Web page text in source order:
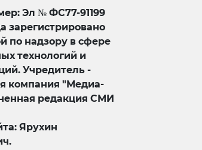
Эл № ФС77-91199
зарегистрировано
по надзору в сфере
технологий и
Учредитель -
компания "Медиа-
редакция СМИ
Ярухин